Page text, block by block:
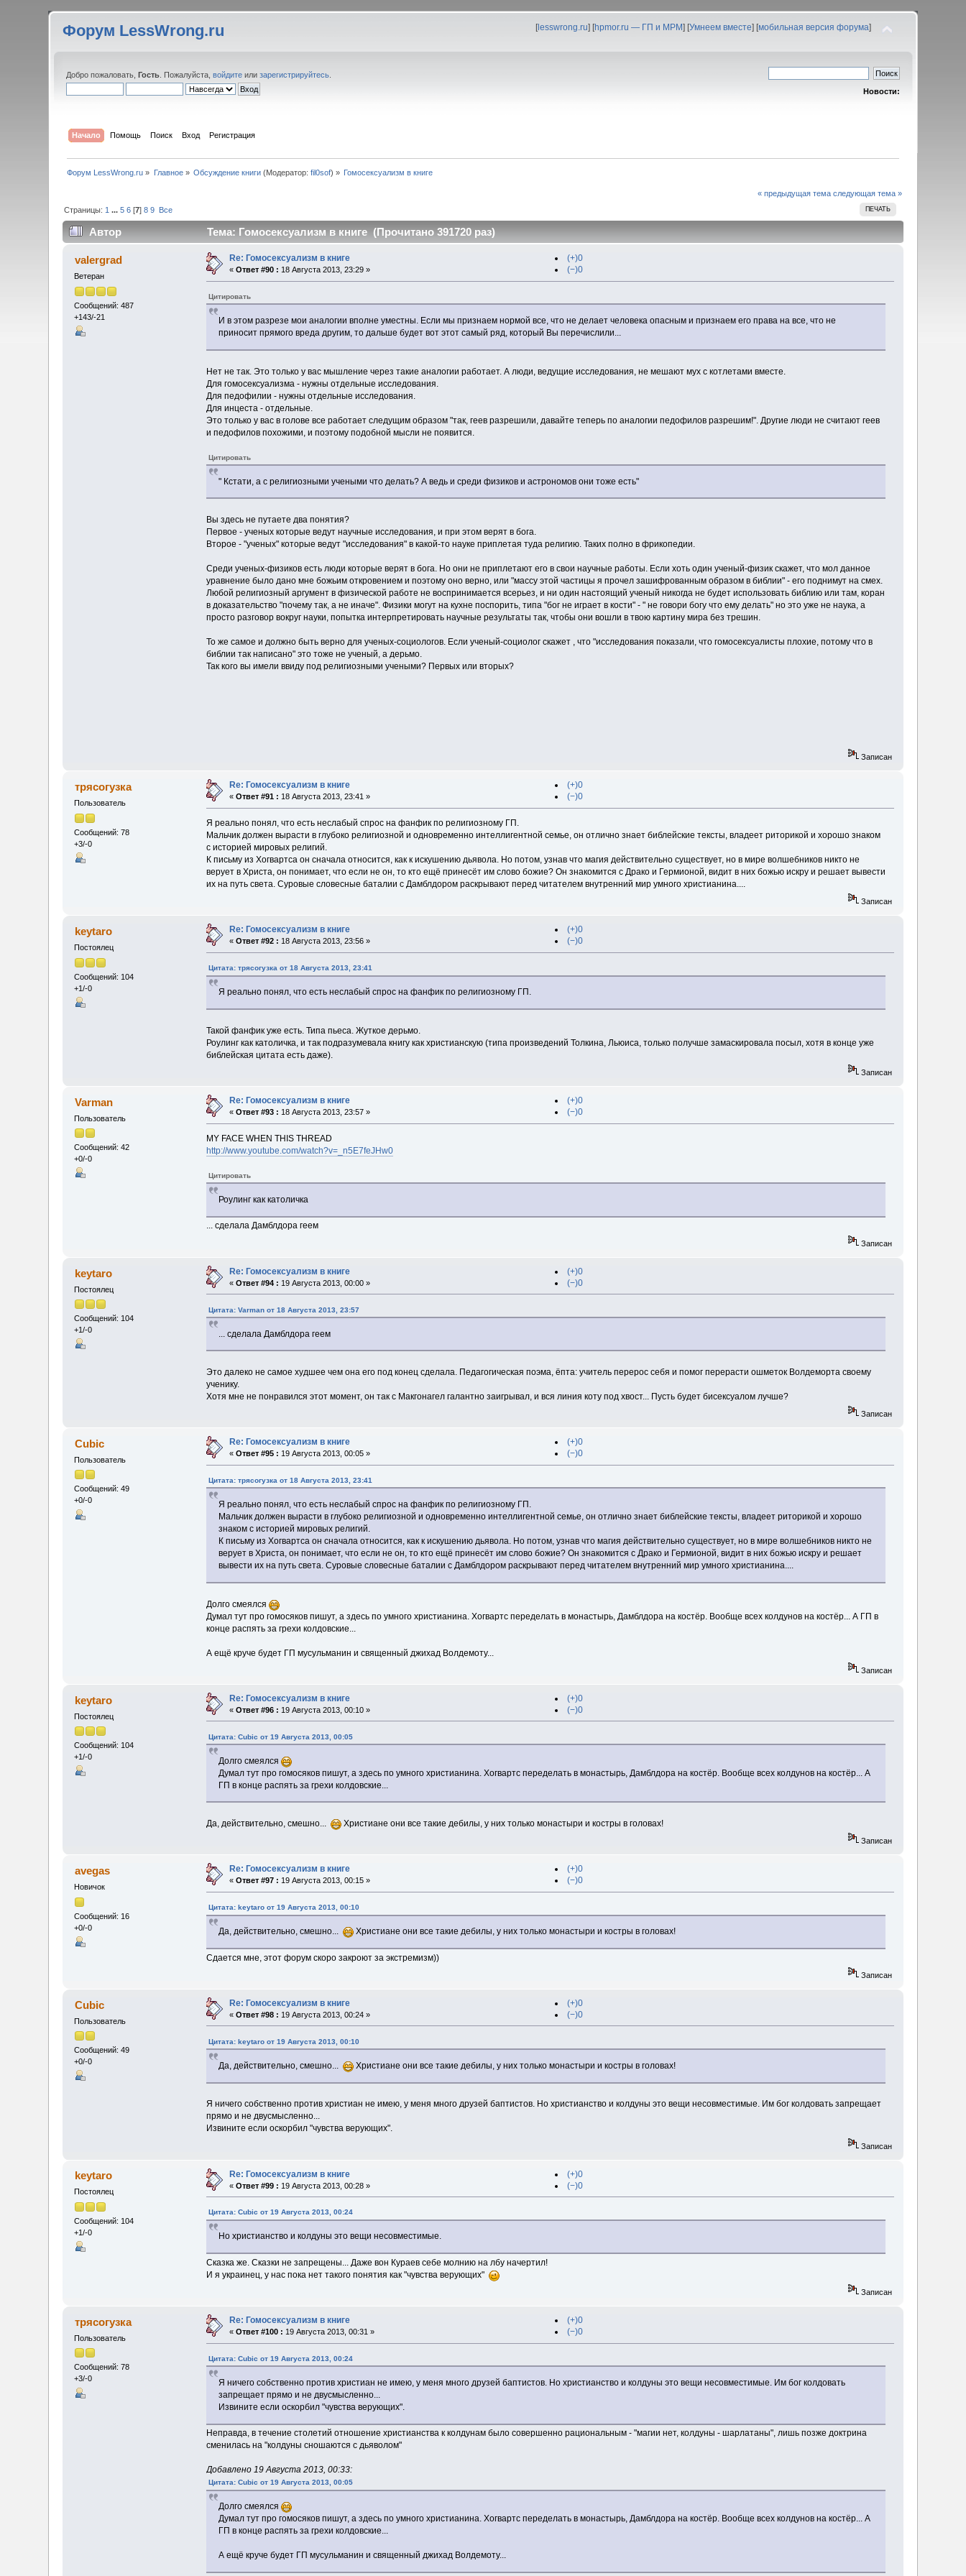
Форум LessWrong.ru [lesswrong.ru] [hpmor.ru — ГП и МРМ] [Умнеем вместе] [мобильная версия форума]
Добро пожаловать,Гость . Пожалуйста,войдите илизарегистрируйтесь
Новости:
Начало Помощь Поиск Вход Регистрация
Форум LessWrong.ru » Главное» Обсуждение книги (Модератор:fil0sof) » Гомосексуализм в книге
« предыдущая тема следующая тема »
ПЕЧАТЬ
Страницы: 1 ...5 6 [7]8 9 Все
Автор Тема: Гомосексуализм в книге (Прочитано 391720 раз)
valergrad
Ветеран
Сообщений: 487
+143/-21
Re: Гомосексуализм в книге
«Ответ #90 : 18 Августа 2013, 23:29 »
(+)0
(−)0
Цитировать
И в этом разрезе мои аналогии вполне уместны. Если мы признаем нормой все, что не делает человека опасным и признаем его права на все, что не
приносит прямого вреда другим, то дальше будет вот этот самый ряд, который Вы перечислили...
Нет не так. Это только у вас мышление через такие аналогии работает. А люди, ведущие исследования, не мешают мух с котлетами вместе.
Для гомосексуализма - нужны отдельные исследования.
Для педофилии - нужны отдельные исследования.
Для инцеста - отдельные.
Это только у вас в голове все работает следущим образом "так, геев разрешили, давайте теперь по аналогии педофилов разрешим!". Другие люди не считают геев
и педофилов похожими, и поэтому подобной мысли не появится.
Цитировать
" Кстати, а с религиозными учеными что делать? А ведь и среди физиков и астрономов они тоже есть"
Вы здесь не путаете два понятия?
Первое - ученых которые ведут научные исследования, и при этом верят в бога.
Второе - "ученых" которые ведут "исследования" в какой-то науке приплетая туда религию. Таких полно в фрикопедии.
Среди ученых-физиков есть люди которые верят в бога. Но они не приплетают его в свои научные работы. Если хоть один ученый-физик скажет, что мол данное
уравнение было дано мне божьим откровением и поэтому оно верно, или "массу этой частицы я прочел зашифрованным образом в библии" - его поднимут на смех.
Любой религиозный аргумент в физической работе не воспринимается всерьез, и ни один настоящий ученый никогда не будет использовать библию или там, коран
в доказательство "почему так, а не иначе". Физики могут на кухне поспорить, типа "бог не играет в кости" - " не говори богу что ему делать" но это уже не наука, а
просто разговор вокруг науки, попытка интерпретировать научные результаты так, чтобы они вошли в твою картину мира без трешин.
То же самое и должно быть верно для ученых-социологов. Если ученый-социолог скажет , что "исследования показали, что гомосексуалисты плохие, потому что в
библии так написано" это тоже не ученый, а дерьмо.
Так кого вы имели ввиду под религиозными учеными? Первых или вторых?
Записан
трясогузка
Пользователь
Сообщений: 78
+3/-0
Re: Гомосексуализм в книге
«Ответ #91 : 18 Августа 2013, 23:41 »
(+)0
(−)0
Я реально понял, что есть неслабый спрос на фанфик по религиозному ГП.
Мальчик должен вырасти в глубоко религиозной и одновременно интеллигентной семье, он отлично знает библейские тексты, владеет риторикой и хорошо знаком
с историей мировых религий.
К письму из Хогвартса он сначала относится, как к искушению дьявола. Но потом, узнав что магия действительно существует, но в мире волшебников никто не
верует в Христа, он понимает, что если не он, то кто ещё принесёт им слово божие? Он знакомится с Драко и Гермионой, видит в них божью искру и решает вывести
их на путь света. Суровые словесные баталии с Дамблдором раскрывают перед читателем внутренний мир умного христианина....
Записан
keytaro
Постоялец
Сообщений: 104
+1/-0
Re: Гомосексуализм в книге
«Ответ #92 : 18 Августа 2013, 23:56 »
(+)0
(−)0
Цитата: трясогузка от 18 Августа 2013, 23:41
Я реально понял, что есть неслабый спрос на фанфик по религиозному ГП.
Такой фанфик уже есть. Типа пьеса. Жуткое дерьмо.
Роулинг как католичка, и так подразумевала книгу как христианскую (типа произведений Толкина, Льюиса, только получше замаскировала посыл, хотя в конце уже
библейская цитата есть даже).
Записан
Varman
Пользователь
Сообщений: 42
+0/-0
Re: Гомосексуализм в книге
«Ответ #93 : 18 Августа 2013, 23:57 »
(+)0
(−)0
MY FACE WHEN THIS THREAD
http://www.youtube.com/watch?v=_n5E7feJHw0
Цитировать
Роулинг как католичка
... сделала Дамблдора геем
Записан
keytaro
Постоялец
Сообщений: 104
+1/-0
Re: Гомосексуализм в книге
«Ответ #94 : 19 Августа 2013, 00:00 »
(+)0
(−)0
Цитата: Varman от 18 Августа 2013, 23:57
... сделала Дамблдора геем
Это далеко не самое худшее чем она его под конец сделала. Педагогическая поэма, ёпта: учитель перерос себя и помог перерасти ошметок Волдеморта своему
ученику.
Хотя мне не понравился этот момент, он так с Макгонагел галантно заигрывал, и вся линия коту под хвост... Пусть будет бисексуалом лучше?
Записан
Cubic
Пользователь
Сообщений: 49
+0/-0
Re: Гомосексуализм в книге
«Ответ #95 : 19 Августа 2013, 00:05 »
(+)0
(−)0
Цитата: трясогузка от 18 Августа 2013, 23:41
Я реально понял, что есть неслабый спрос на фанфик по религиозному ГП.
Мальчик должен вырасти в глубоко религиозной и одновременно интеллигентной семье, он отлично знает библейские тексты, владеет риторикой и хорошо
знаком с историей мировых религий.
К письму из Хогвартса он сначала относится, как к искушению дьявола. Но потом, узнав что магия действительно существует, но в мире волшебников никто не
верует в Христа, он понимает, что если не он, то кто ещё принесёт им слово божие? Он знакомится с Драко и Гермионой, видит в них божью искру и решает
вывести их на путь света. Суровые словесные баталии с Дамблдором раскрывают перед читателем внутренний мир умного христианина....
Долго смеялся
Думал тут про гомосяков пишут, а здесь по умного христианина. Хогвартс переделать в монастырь, Дамблдора на костёр. Вообще всех колдунов на костёр... А ГП в
конце распять за грехи колдовские...
А ещё круче будет ГП мусульманин и священный джихад Волдемоту...
Записан
keytaro
Постоялец
Сообщений: 104
+1/-0
Re: Гомосексуализм в книге
«Ответ #96 : 19 Августа 2013, 00:10 »
(+)0
(−)0
Цитата: Cubic от 19 Августа 2013, 00:05
Долго смеялся
Думал тут про гомосяков пишут, а здесь по умного христианина. Хогвартс переделать в монастырь, Дамблдора на костёр. Вообще всех колдунов на костёр... А
ГП в конце распять за грехи колдовские...
Да, действительно, смешно... Христиане они все такие дебилы, у них только монастыри и костры в головах!
Записан
avegas
Новичок
Сообщений: 16
+0/-0
Re: Гомосексуализм в книге
«Ответ #97 : 19 Августа 2013, 00:15 »
(+)0
(−)0
Цитата: keytaro от 19 Августа 2013, 00:10
Да, действительно, смешно... Христиане они все такие дебилы, у них только монастыри и костры в головах!
Сдается мне, этот форум скоро закроют за экстремизм))
Записан
Cubic
Пользователь
Сообщений: 49
+0/-0
Re: Гомосексуализм в книге
«Ответ #98 : 19 Августа 2013, 00:24 »
(+)0
(−)0
Цитата: keytaro от 19 Августа 2013, 00:10
Да, действительно, смешно... Христиане они все такие дебилы, у них только монастыри и костры в головах!
Я ничего собственно против христиан не имею, у меня много друзей баптистов. Но христианство и колдуны это вещи несовместимые. Им бог колдовать запрещает
прямо и не двусмысленно...
Извините если оскорбил "чувства верующих".
Записан
keytaro
Постоялец
Сообщений: 104
+1/-0
Re: Гомосексуализм в книге
«Ответ #99 : 19 Августа 2013, 00:28 »
(+)0
(−)0
Цитата: Cubic от 19 Августа 2013, 00:24
Но христианство и колдуны это вещи несовместимые.
Сказка же. Сказки не запрещены... Даже вон Кураев себе молнию на лбу начертил!
И я украинец, у нас пока нет такого понятия как "чувства верующих"
Записан
трясогузка
Пользователь
Сообщений: 78
+3/-0
Re: Гомосексуализм в книге
«Ответ #100 : 19 Августа 2013, 00:31 »
(+)0
(−)0
Цитата: Cubic от 19 Августа 2013, 00:24
Я ничего собственно против христиан не имею, у меня много друзей баптистов. Но христианство и колдуны это вещи несовместимые. Им бог колдовать
запрещает прямо и не двусмысленно...
Извините если оскорбил "чувства верующих".
Неправда, в течение столетий отношение христианства к колдунам было совершенно рациональным - "магии нет, колдуны - шарлатаны", лишь позже доктрина
сменилась на "колдуны сношаются с дьяволом"
Добавлено 19 Августа 2013, 00:33:
Цитата: Cubic от 19 Августа 2013, 00:05
Долго смеялся
Думал тут про гомосяков пишут, а здесь по умного христианина. Хогвартс переделать в монастырь, Дамблдора на костёр. Вообще всех колдунов на костёр... А
ГП в конце распять за грехи колдовские...
А ещё круче будет ГП мусульманин и священный джихад Волдемоту...